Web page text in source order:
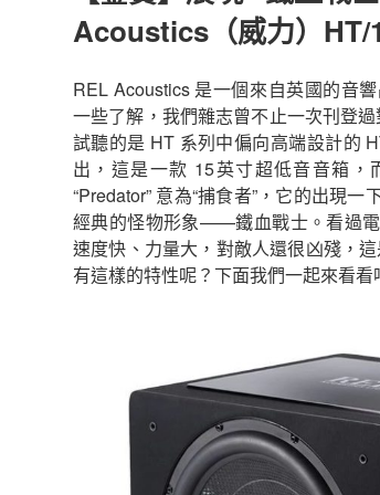
Acoustics（威力）HT/
REL Acoustics 是一個來自英國的音
一些了解，我們雜志曾不止一次刊登
試聽的是 HT 系列中偏向高端設計的
出，這是一款 15英寸超低音音箱，
“Predator” 意為“捕食者”，它的出現
經典的怪物形象——鐵血戰士。看過
速度快、力量大，對敵人還很凶殘，
有這樣的特性呢？下面我們一起來看看